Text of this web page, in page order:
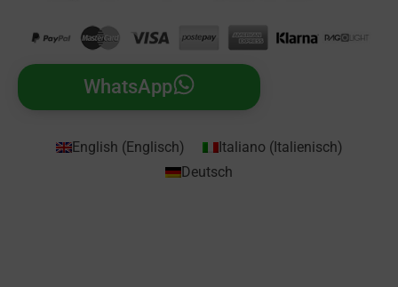
WhatsApp
English (Englisch) Italiano (Italienisch)
Deutsch